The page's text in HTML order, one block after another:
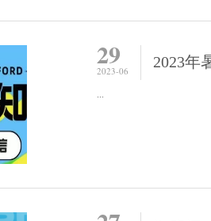
29
2023-06
2023年
...